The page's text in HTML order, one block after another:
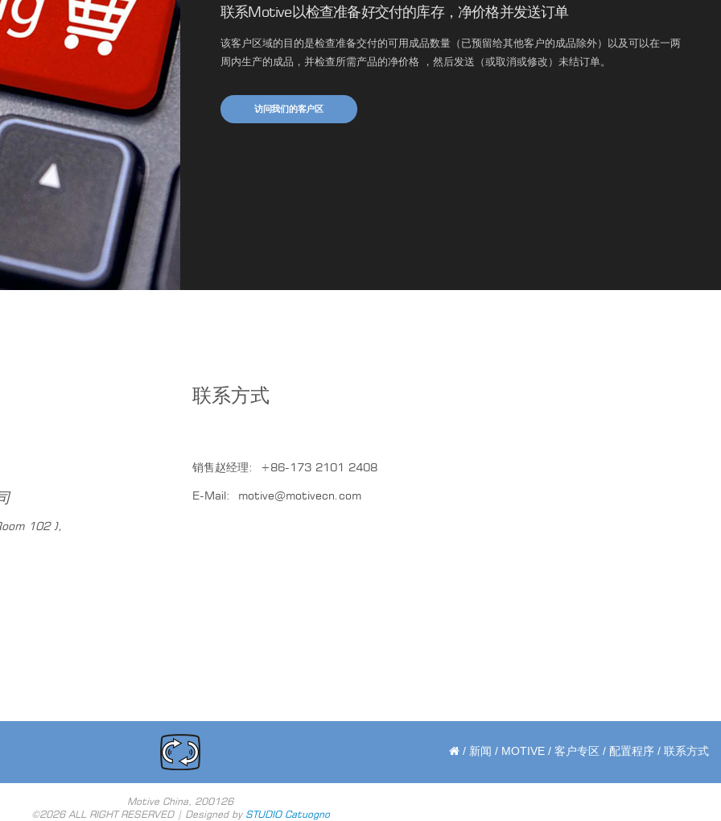
联系Motive以检查准备好交付的库存，净价格并发送订单
该客户区域的目的是检查准备交付的可用成品数量（已预留给其他客户的成品除外）以及可以在一两
周内生产的成品，并检查所需产品的净价格 ，然后发送（或取消或修改）未结订单。
访问我们的客户区
102 ),
联系方式
销售赵经理: +86-173 2101 2408
E-Mail: motive@motivecn.com
/ 新闻 / MOTIVE / 客户专区 / 配置程序 / 联系方式
Motive China, 200126
©2026 ALL RIGHT RESERVED | Designed by STUDIO Catuogno